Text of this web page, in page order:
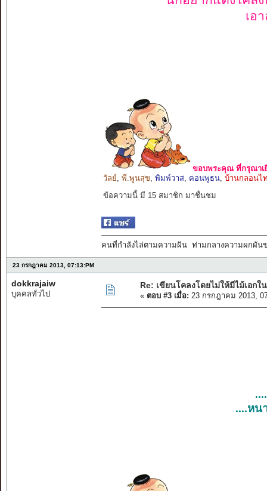
เอ
ขอบพระคุณ ที่กรุณาเ
วัลย์, พี.พูนสุข, พิมพ์วาส, คอนพูธน, บ้านกลอนไ
ข้อความนี้ มี 15 สมาชิก มาชื่นชม
คนที่กำลังไล่ตามความฝัน ท่ามกลางความผกผันข
23 กรกฎาคม 2013, 07:13:PM
dokkrajaiw
บุคคลทั่วไป
Re: เขียนโคลงโดยไม่ให้มีไม้เอกใ
« ตอบ #3 เมื่อ: 23 กรกฎาคม 2013,
....หน